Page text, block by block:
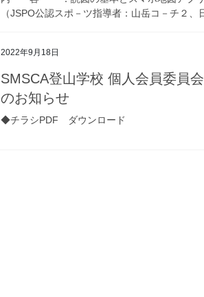
（JSPO公認スポ－ツ指導者：山岳コ－チ２
2022年9月18日
SMSCA登山学校 個人会員委員
のお知らせ
◆チラシPDF ダウンロード